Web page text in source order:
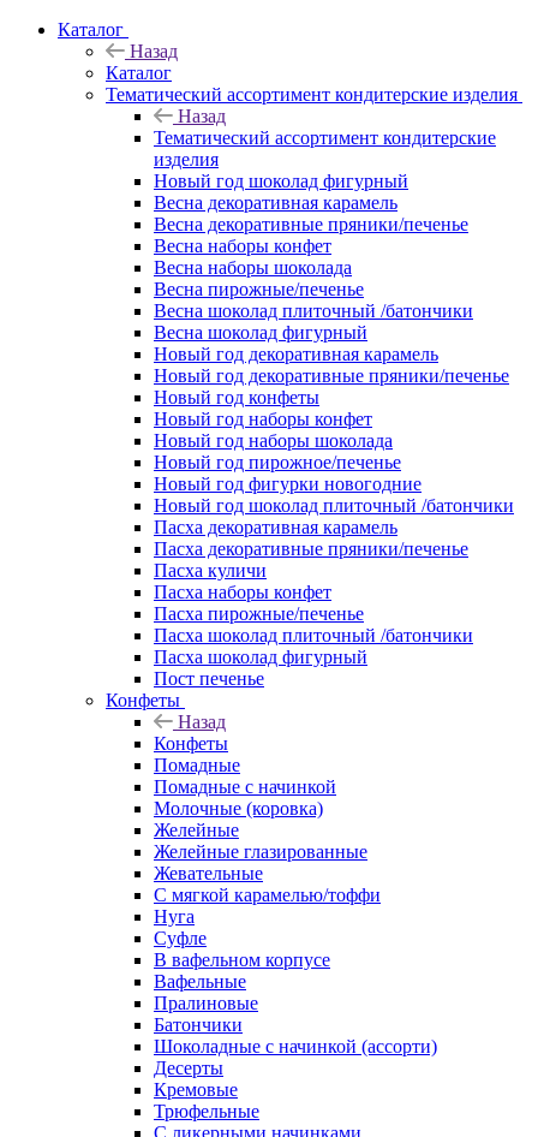
Каталог
Назад
Каталог
Тематический ассортимент кондитерские изделия
Назад
Тематический ассортимент кондитерские
изделия
Новый год шоколад фигурный
Весна декоративная карамель
Весна декоративные пряники/печенье
Весна наборы конфет
Весна наборы шоколада
Весна пирожные/печенье
Весна шоколад плиточный /батончики
Весна шоколад фигурный
Новый год декоративная карамель
Новый год декоративные пряники/печенье
Новый год конфеты
Новый год наборы конфет
Новый год наборы шоколада
Новый год пирожное/печенье
Новый год фигурки новогодние
Новый год шоколад плиточный /батончики
Пасха декоративная карамель
Пасха декоративные пряники/печенье
Пасха куличи
Пасха наборы конфет
Пасха пирожные/печенье
Пасха шоколад плиточный /батончики
Пасха шоколад фигурный
Пост печенье
Конфеты
Назад
Конфеты
Помадные
Помадные с начинкой
Молочные (коровка)
Желейные
Желейные глазированные
Жевательные
С мягкой карамелью/тоффи
Нуга
Суфле
В вафельном корпусе
Вафельные
Пралиновые
Батончики
Шоколадные с начинкой (ассорти)
Десерты
Кремовые
Трюфельные
С ликерными начинками